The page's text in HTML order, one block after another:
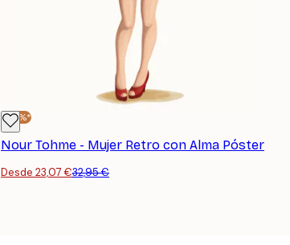
-30%*
Nour Tohme - Mujer Retro con Alma Póster
Desde 23,07 €32,95 €
SUSCRIBETE